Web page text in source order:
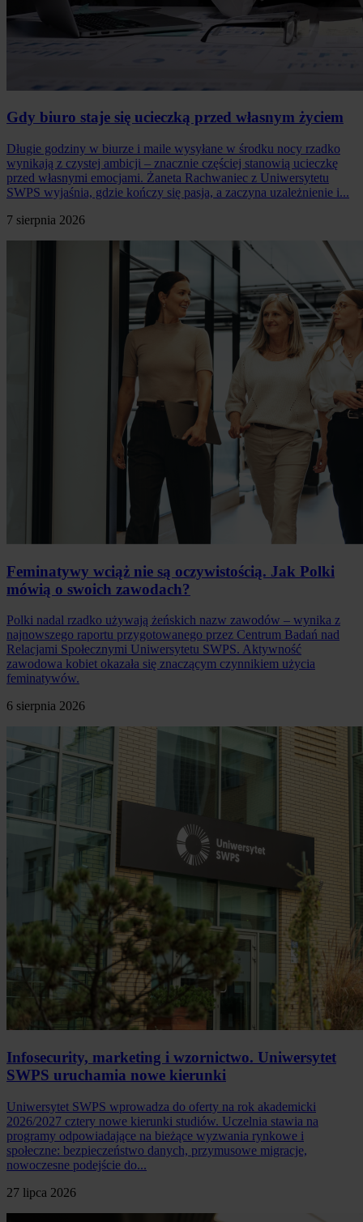
Gdy biuro staje się ucieczką przed własnym życiem
Długie godziny w biurze i maile wysyłane w środku nocy rzadko
wynikają z czystej ambicji – znacznie częściej stanowią ucieczkę
przed własnymi emocjami. Żaneta Rachwaniec z Uniwersytetu
SWPS wyjaśnia, gdzie kończy się pasja, a zaczyna uzależnienie i...
7 sierpnia 2026
Feminatywy wciąż nie są oczywistością. Jak Polki
mówią o swoich zawodach?
Polki nadal rzadko używają żeńskich nazw zawodów – wynika z
najnowszego raportu przygotowanego przez Centrum Badań nad
Relacjami Społecznymi Uniwersytetu SWPS. Aktywność
zawodowa kobiet okazała się znaczącym czynnikiem użycia
feminatywów.
6 sierpnia 2026
Infosecurity, marketing i wzornictwo. Uniwersytet
SWPS uruchamia nowe kierunki
Uniwersytet SWPS wprowadza do oferty na rok akademicki
2026/2027 cztery nowe kierunki studiów. Uczelnia stawia na
programy odpowiadające na bieżące wyzwania rynkowe i
społeczne: bezpieczeństwo danych, przymusowe migracje,
nowoczesne podejście do...
27 lipca 2026